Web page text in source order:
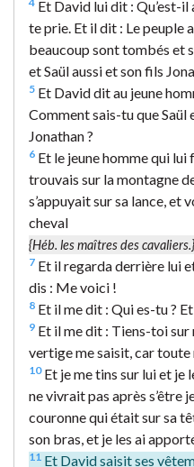
Et David lui dit : Qu’est-il
te prie. Et il dit : Le peuple
beaucoup sont tombés et
et Saül aussi et son fils
5 Et David dit au jeune
Comment sais-tu que Saül
Jonathan ?
6 Et le jeune homme qui
trouvais sur la montagne
s’appuyait sur sa lance, et
cheval
{Héb. les maîtres des cavaliers.}
7 Et il regarda derrière lui
dis : Me voici !
8 Et il me dit : Qui es-tu ?
9 Et il me dit : Tiens-toi
vertige me saisit, car toute
10Et je me tins sur lui et je
ne vivrait pas après s’être
couronne qui était sur sa
son bras, et je les ai
11 Et David saisit ses